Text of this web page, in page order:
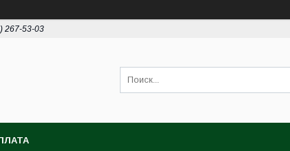
267-53-03